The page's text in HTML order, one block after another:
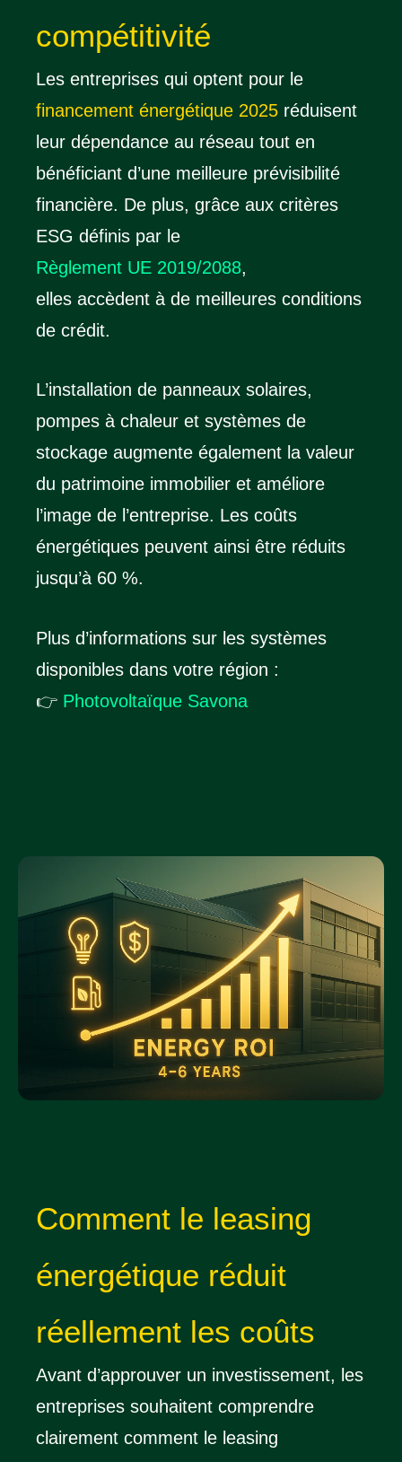
compétitivité
Les entreprises qui optent pour le
financement énergétique 2025 réduisent
leur dépendance au réseau tout en
bénéficiant d’une meilleure prévisibilité
financière. De plus, grâce aux critères
ESG définis par le
Règlement UE 2019/2088,
elles accèdent à de meilleures conditions
de crédit.
L’installation de panneaux solaires,
pompes à chaleur et systèmes de
stockage augmente également la valeur
du patrimoine immobilier et améliore
l’image de l’entreprise. Les coûts
énergétiques peuvent ainsi être réduits
jusqu’à 60 %.
Plus d’informations sur les systèmes
disponibles dans votre région :
👉 Photovoltaïque Savona
Comment le leasing
énergétique réduit
réellement les coûts
Avant d’approuver un investissement, les
entreprises souhaitent comprendre
clairement comment le leasing